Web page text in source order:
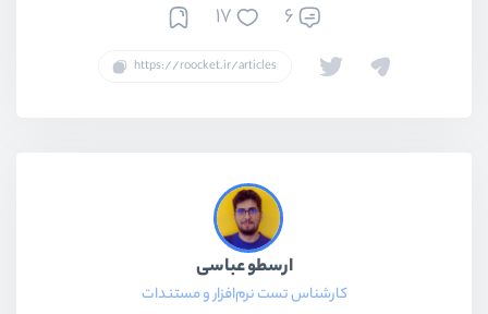
6
17
ارسطو عباسی
کارشناس تست نرم‌افزار و مستندات